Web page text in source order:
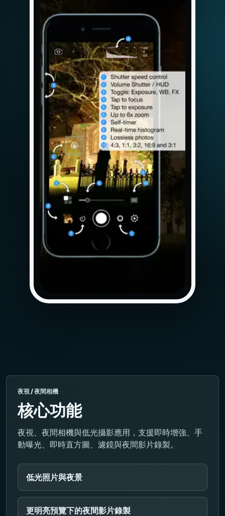
夜視 / 夜間相機
核心功能
夜視、夜間相機與低光攝影應用，支援即時增強、手
動曝光、即時直方圖、濾鏡與夜間影片錄製。
低光照片與夜景
更明亮預覽下的夜間影片錄製